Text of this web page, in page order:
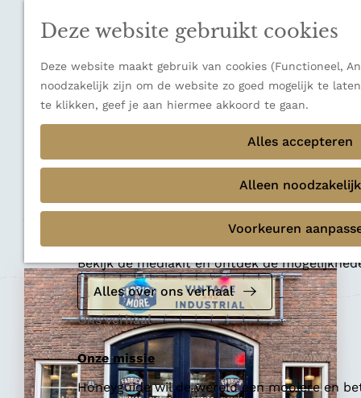
Deze website gebruikt cookies
Deze website maakt gebruik van cookies (Functioneel,
noodzakelijk zijn om de website zo goed mogelijk te
te klikken, geef je aan hiermee akkoord te gaan.
Alles accepteren
Alleen noodzakelijk
Voorkeuren
Terug Ons verhaal
Bekijk de mediakit en ontdek de
Alles over ons verhaal
Ons verhaal
Onze missie
Honeyguide wil de wereld een mooiere en
Fabrics and More
Vintagewinkel
Voeg toe als favoriet